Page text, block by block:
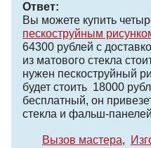
Ответ:
Вы можете купить
пескоструйным
64300 рублей с
из матового стекла
нужен пескоструйный
будет стоить 18000
бесплатный, он
стекла и фальш-
Вызов мастера